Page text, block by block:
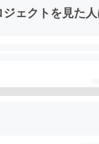
ジェクトを見た